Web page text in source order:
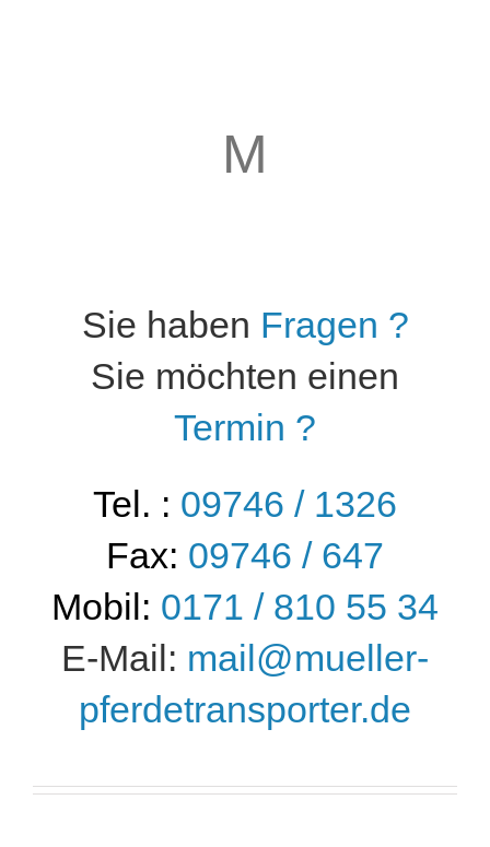
M
Sie haben Fragen ?
Sie möchten einen
Termin ?
Tel. : 09746 / 1326
Fax: 09746 / 647
Mobil: 0171 / 810 55 34
E-Mail: mail@mueller-
pferdetransporter.de